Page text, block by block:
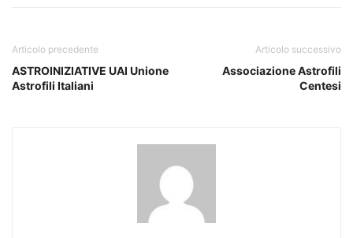
Articolo precedente
ASTROINIZIATIVE UAI Unione
Astrofili Italiani
Articolo successivo
Associazione Astrofili
Centesi